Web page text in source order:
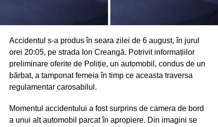
Accidentul s-a produs în seara zilei de 6 august, în jurul
orei 20:05, pe strada Ion Creangă. Potrivit informațiilor
preliminare oferite de Poliție, un automobil, condus de un
bărbat, a tamponat femeia în timp ce aceasta traversa
regulamentar carosabilul.
Momentul accidentului a fost surprins de camera de bord
a unui alt automobil parcat în apropiere. Din imagini se